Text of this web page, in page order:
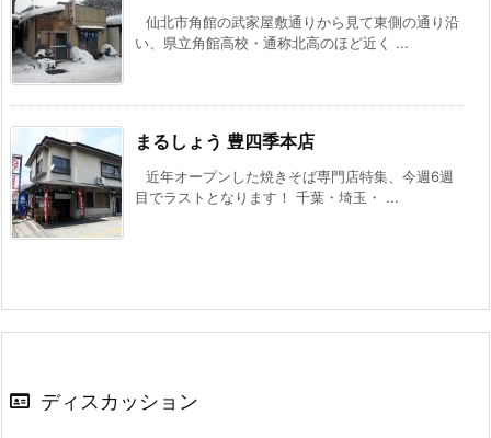
仙北市角館の武家屋敷通りから見て東側の通り沿
い、県立角館高校・通称北高のほど近く ...
まるしょう 豊四季本店
近年オープンした焼きそば専門店特集、今週6週
目でラストとなります！ 千葉・埼玉・ ...
ディスカッション